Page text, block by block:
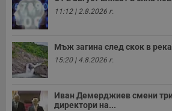
11:12 | 2.8.2026 г.
Мъж загина след скок в
15:20 | 4.8.2026 г.
Иван Демерджиев смени
директори на...